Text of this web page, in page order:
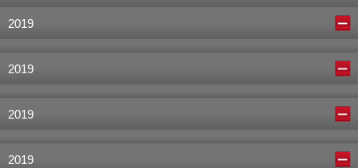
2019
2019
2019
2019